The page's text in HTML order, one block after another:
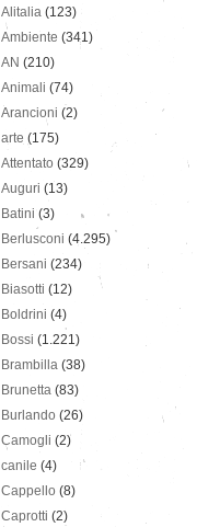
Alitalia (123)
Ambiente (341)
AN (210)
Animali (74)
Arancioni (2)
arte (175)
Attentato (329)
Auguri (13)
Batini (3)
Berlusconi (4.295)
Bersani (234)
Biasotti (12)
Boldrini (4)
Bossi (1.221)
Brambilla (38)
Brunetta (83)
Burlando (26)
Camogli (2)
canile (4)
Cappello (8)
Caprotti (2)